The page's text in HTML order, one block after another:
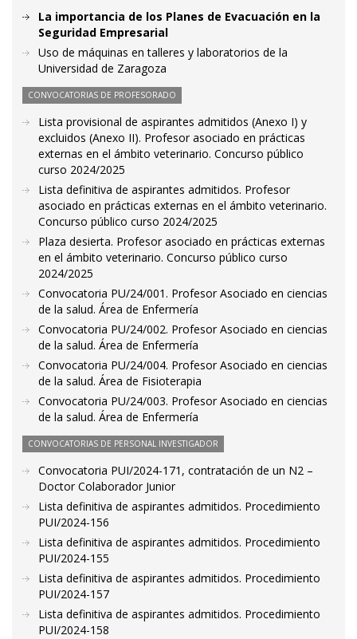
La importancia de los Planes de Evacuación en la
Seguridad Empresarial
Uso de máquinas en talleres y laboratorios de la
Universidad de Zaragoza
CONVOCATORIAS DE PROFESORADO
Lista provisional de aspirantes admitidos (Anexo I) y
excluidos (Anexo II). Profesor asociado en prácticas
externas en el ámbito veterinario. Concurso público
curso 2024/2025
Lista definitiva de aspirantes admitidos. Profesor
asociado en prácticas externas en el ámbito veterinario.
Concurso público curso 2024/2025
Plaza desierta. Profesor asociado en prácticas externas
en el ámbito veterinario. Concurso público curso
2024/2025
Convocatoria PU/24/001. Profesor Asociado en ciencias
de la salud. Área de Enfermería
Convocatoria PU/24/002. Profesor Asociado en ciencias
de la salud. Área de Enfermería
Convocatoria PU/24/004. Profesor Asociado en ciencias
de la salud. Área de Fisioterapia
Convocatoria PU/24/003. Profesor Asociado en ciencias
de la salud. Área de Enfermería
CONVOCATORIAS DE PERSONAL INVESTIGADOR
Convocatoria PUI/2024-171, contratación de un N2 –
Doctor Colaborador Junior
Lista definitiva de aspirantes admitidos. Procedimiento
PUI/2024-156
Lista definitiva de aspirantes admitidos. Procedimiento
PUI/2024-155
Lista definitiva de aspirantes admitidos. Procedimiento
PUI/2024-157
Lista definitiva de aspirantes admitidos. Procedimiento
PUI/2024-158